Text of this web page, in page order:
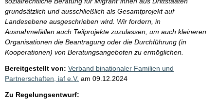
r
o
S
e
i
t
e
grundsätzlich und ausschließlich als Gesamtprojekt auf
Landesebene ausgeschrieben wird. Wir fordern, in
Ausnahmefällen auch Teilprojekte zuzulassen, um auch kleineren
Organisationen die Beantragung oder die Durchführung (in
Kooperationen) von Beratungsangeboten zu ermöglichen.
Bereitgestellt von: Verband binationaler Familien und
Partnerschaften, iaf e.V. am 09.12.2024
Zu Regelungsentwurf: